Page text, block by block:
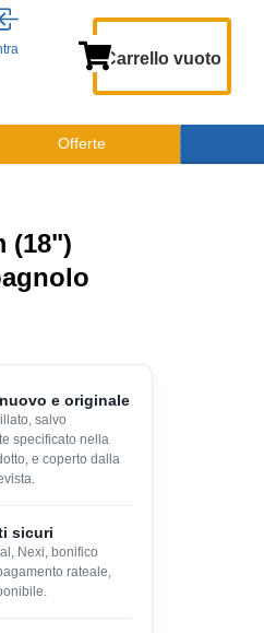
Carrello vuoto
Offerte
(18")
e originale
salvo
specificato nella
e coperto dalla
sicuri
Nexi, bonifico
rateale,